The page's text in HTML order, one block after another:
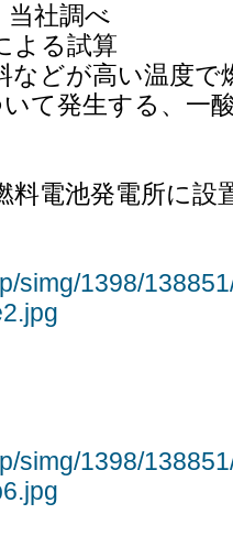
社調べ
よる試算
どが高い温度で
て発生する、一
料電池発電所に設
simg/1398/
simg/1398/